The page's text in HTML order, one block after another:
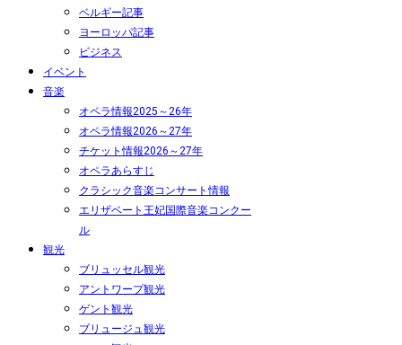
ベルギー記事
ヨーロッパ記事
ビジネス
イベント
音楽
オペラ情報2025～26年
オペラ情報2026～27年
チケット情報2026～27年
オペラあらすじ
クラシック音楽コンサート情報
エリザベート王妃国際音楽コンクー
ル
観光
ブリュッセル観光
アントワープ観光
ゲント観光
ブリュージュ観光